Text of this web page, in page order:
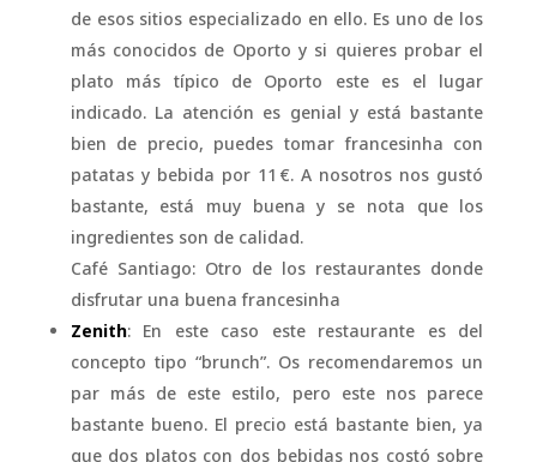
de esos sitios especializado en ello. Es uno de los
más conocidos de Oporto y si quieres probar el
plato más típico de Oporto este es el lugar
indicado. La atención es genial y está bastante
bien de precio, puedes tomar francesinha con
patatas y bebida por 11 €. A nosotros nos gustó
bastante, está muy buena y se nota que los
ingredientes son de calidad.
Café Santiago: Otro de los restaurantes donde
disfrutar una buena francesinha
Zenith: En este caso este restaurante es del
concepto tipo “brunch”. Os recomendaremos un
par más de este estilo, pero este nos parece
bastante bueno. El precio está bastante bien, ya
que dos platos con dos bebidas nos costó sobre